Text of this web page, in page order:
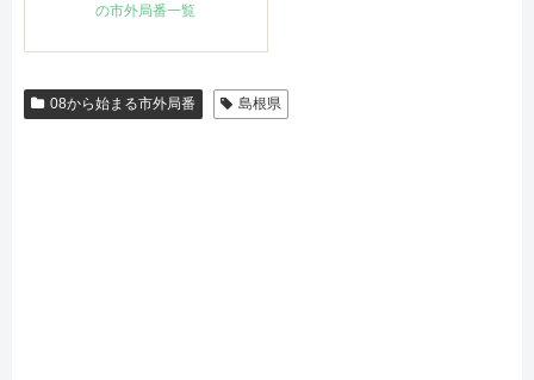
の市外局番一覧
08から始まる市外局番 島根県